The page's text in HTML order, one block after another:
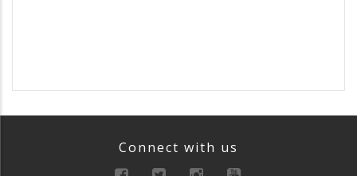
Connect with us